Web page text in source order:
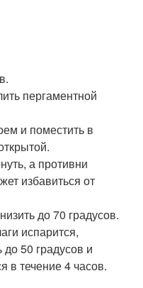
пергаментной
и поместить в
а противни
избавиться от
до 70 градусов.
испарится,
50 градусов и
в течение 4 часов.